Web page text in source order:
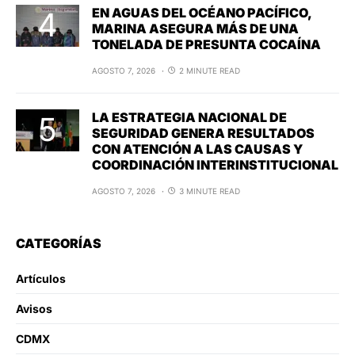
EN AGUAS DEL OCÉANO PACÍFICO,
MARINA ASEGURA MÁS DE UNA
TONELADA DE PRESUNTA COCAÍNA
AGOSTO 7, 2026 2 MINUTE READ
LA ESTRATEGIA NACIONAL DE
SEGURIDAD GENERA RESULTADOS
CON ATENCIÓN A LAS CAUSAS Y
COORDINACIÓN INTERINSTITUCIONAL
AGOSTO 7, 2026 3 MINUTE READ
CATEGORÍAS
Artículos
Avisos
CDMX